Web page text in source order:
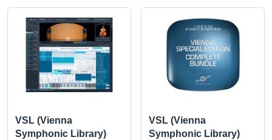
VSL (Vienna
Symphonic Library)
VSL (Vienna
Symphonic Library)